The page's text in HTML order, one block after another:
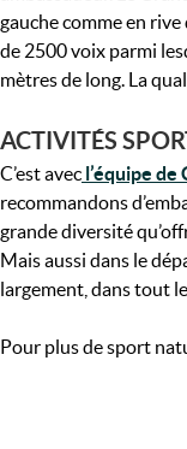
gauche comme en
de 2500 voix parmi
mètres de long. La
ACTIVITÉS
C’est avec l’équipe de
recommandons
grande diversité
Mais aussi dans le
largement, dans tout
Pour plus de sport